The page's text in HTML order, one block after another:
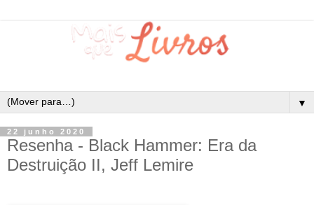
▼
22 junho 2020
Resenha - Black Hammer: Era da
Destruição II, Jeff Lemire